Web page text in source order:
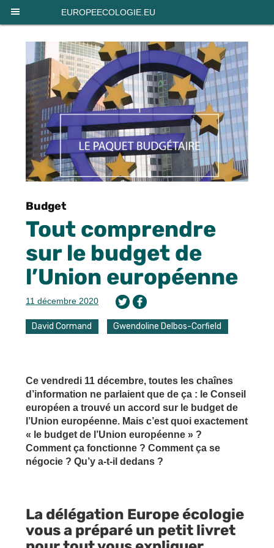
EUROPEECOLOGIE.EU
Budget
Tout comprendre
sur le budget de
l’Union européenne
11 décembre 2020
David Cormand Gwendoline Delbos-Corfield
Ce vendredi 11 décembre, toutes les chaînes
d’information ne parlaient que de ça : le Conseil
européen a trouvé un accord sur le budget de
l’Union européenne. Mais c’est quoi exactement
« le budget de l’Union européenne » ?
Comment ça fonctionne ? Comment ça se
négocie ? Qu’y a-t-il dedans ?
La délégation Europe écologie
vous a préparé un petit livret